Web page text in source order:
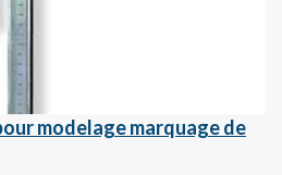
modelage marquage de